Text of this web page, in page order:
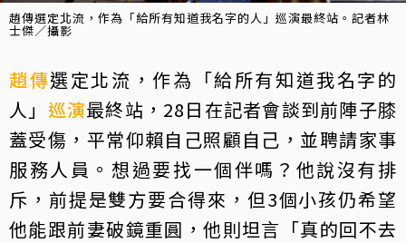
趙傳選定北流，作為「給所有知道我名字的人」巡演最終站。記者林
士傑／攝影
趙傳選定北流，作為「給所有知道我名字的
人」 巡演最終站，28日在記者會談到前陣子膝
蓋受傷，平常仰賴自己照顧自己，並聘請家事
服務人員。想過要找一個伴嗎？他說沒有排
斥，前提是雙方要合得來，但3個小孩仍希望
他能跟前妻破鏡重圓，他則坦言「真的回不去